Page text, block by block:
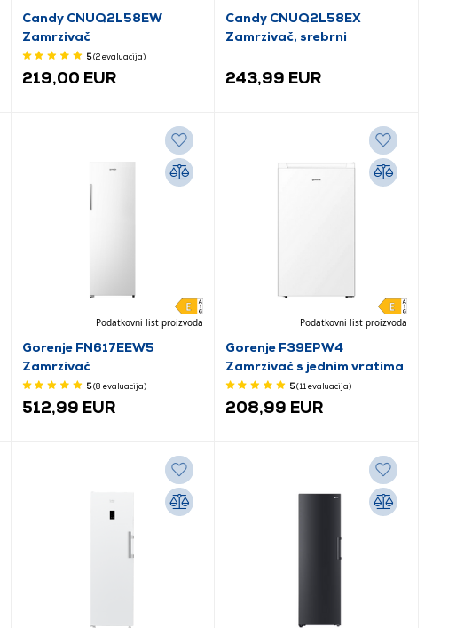
Candy CNUQ2L58EW
Zamrzivač
5(2evaluacija)
219,00 EUR
Candy CNUQ2L58EX
Zamrzivač, srebrni
243,99 EUR
Podatkovni list proizvoda
Gorenje FN617EEW5
Zamrzivač
5(8 evaluacija)
512,99 EUR
Podatkovni list proizvoda
Gorenje F39EPW4
Zamrzivač s jednim vratima
5(11 evaluacija)
208,99 EUR